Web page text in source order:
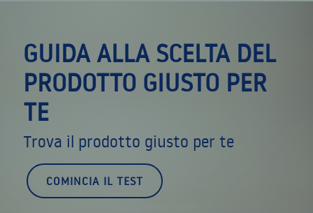
GUIDA ALLA SCELTA DEL
PRODOTTO GIUSTO PER
TE
Trova il prodotto giusto per te
COMINCIA IL TEST